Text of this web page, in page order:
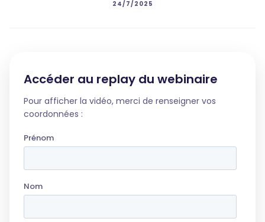
24/7/2025
Accéder au replay du webinaire
Pour afficher la vidéo, merci de renseigner vos
coordonnées :